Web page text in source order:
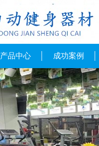
产品中心 成功案例